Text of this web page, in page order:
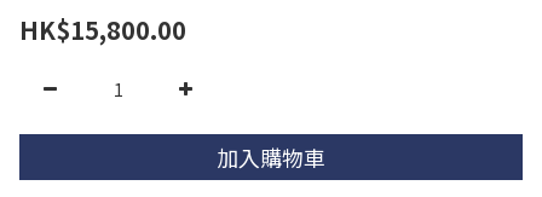
HK$15,800.00
加入購物車